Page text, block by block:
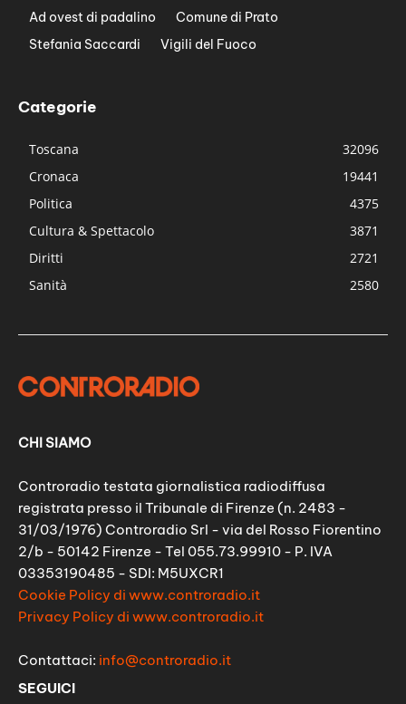
Ad ovest di padalino
Comune di Prato
Stefania Saccardi
Vigili del Fuoco
Categorie
Toscana
32096
Cronaca
19441
Politica
4375
Cultura & Spettacolo
3871
Diritti
2721
Sanità
2580
CHI SIAMO
Controradio testata giornalistica radiodiffusa
registrata presso il Tribunale di Firenze (n. 2483 -
31/03/1976) Controradio Srl - via del Rosso Fiorentino
2/b - 50142 Firenze - Tel 055.73.99910 - P. IVA
03353190485 - SDI: M5UXCR1
Cookie Policy di www.controradio.it
Privacy Policy di www.controradio.it
Contattaci: info@controradio.it
SEGUICI